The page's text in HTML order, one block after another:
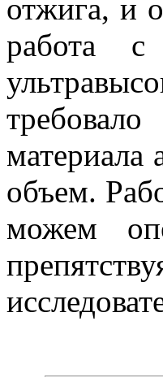
отжига, и
работа с
материала
объем.
можем